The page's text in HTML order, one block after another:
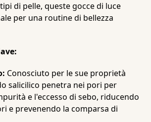
di pelle, queste gocce di luce
per una routine di bellezza
Conosciuto per le sue proprietà
salicilico penetra nei pori per
e l'eccesso di sebo, riducendo
e prevenendo la comparsa di